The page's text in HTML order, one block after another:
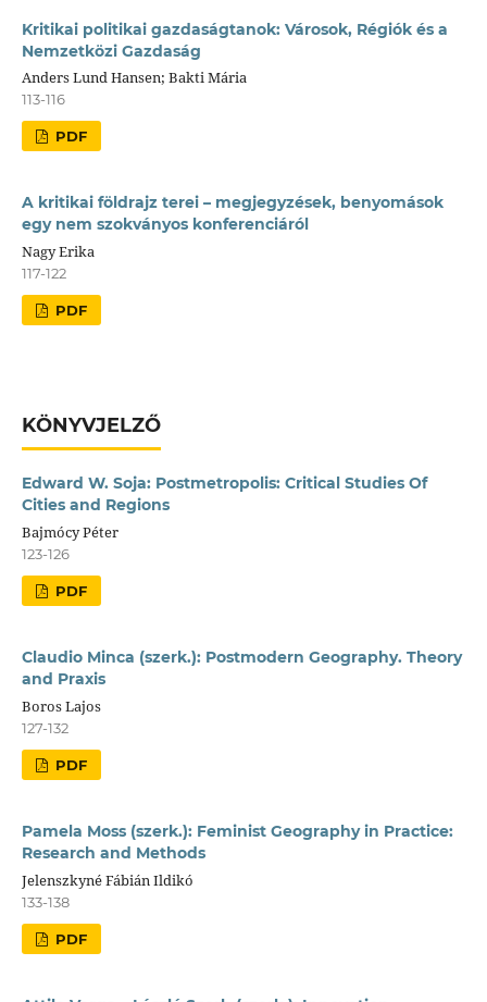
Kritikai politikai gazdaságtanok: Városok, Régiók és a
Nemzetközi Gazdaság
Anders Lund Hansen; Bakti Mária
113-116
PDF
A kritikai földrajz terei – megjegyzések, benyomások
egy nem szokványos konferenciáról
Nagy Erika
117-122
PDF
KÖNYVJELZŐ
Edward W. Soja: Postmetropolis: Critical Studies Of
Cities and Regions
Bajmócy Péter
123-126
PDF
Claudio Minca (szerk.): Postmodern Geography. Theory
and Praxis
Boros Lajos
127-132
PDF
Pamela Moss (szerk.): Feminist Geography in Practice:
Research and Methods
Jelenszkyné Fábián Ildikó
133-138
PDF